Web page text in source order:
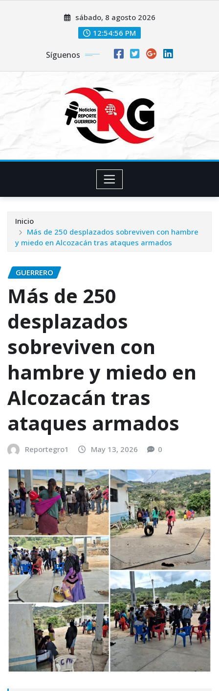
sábado, 8 agosto 2026
12:54:57 PM
Síguenos
Inicio
Más de 250 desplazados sobreviven con hambre
y miedo en Alcozacán tras ataques armados
GUERRERO
Más de 250
desplazados
sobreviven con
hambre y miedo en
Alcozacán tras
ataques armados
Reportegro1 May 13, 2026 0